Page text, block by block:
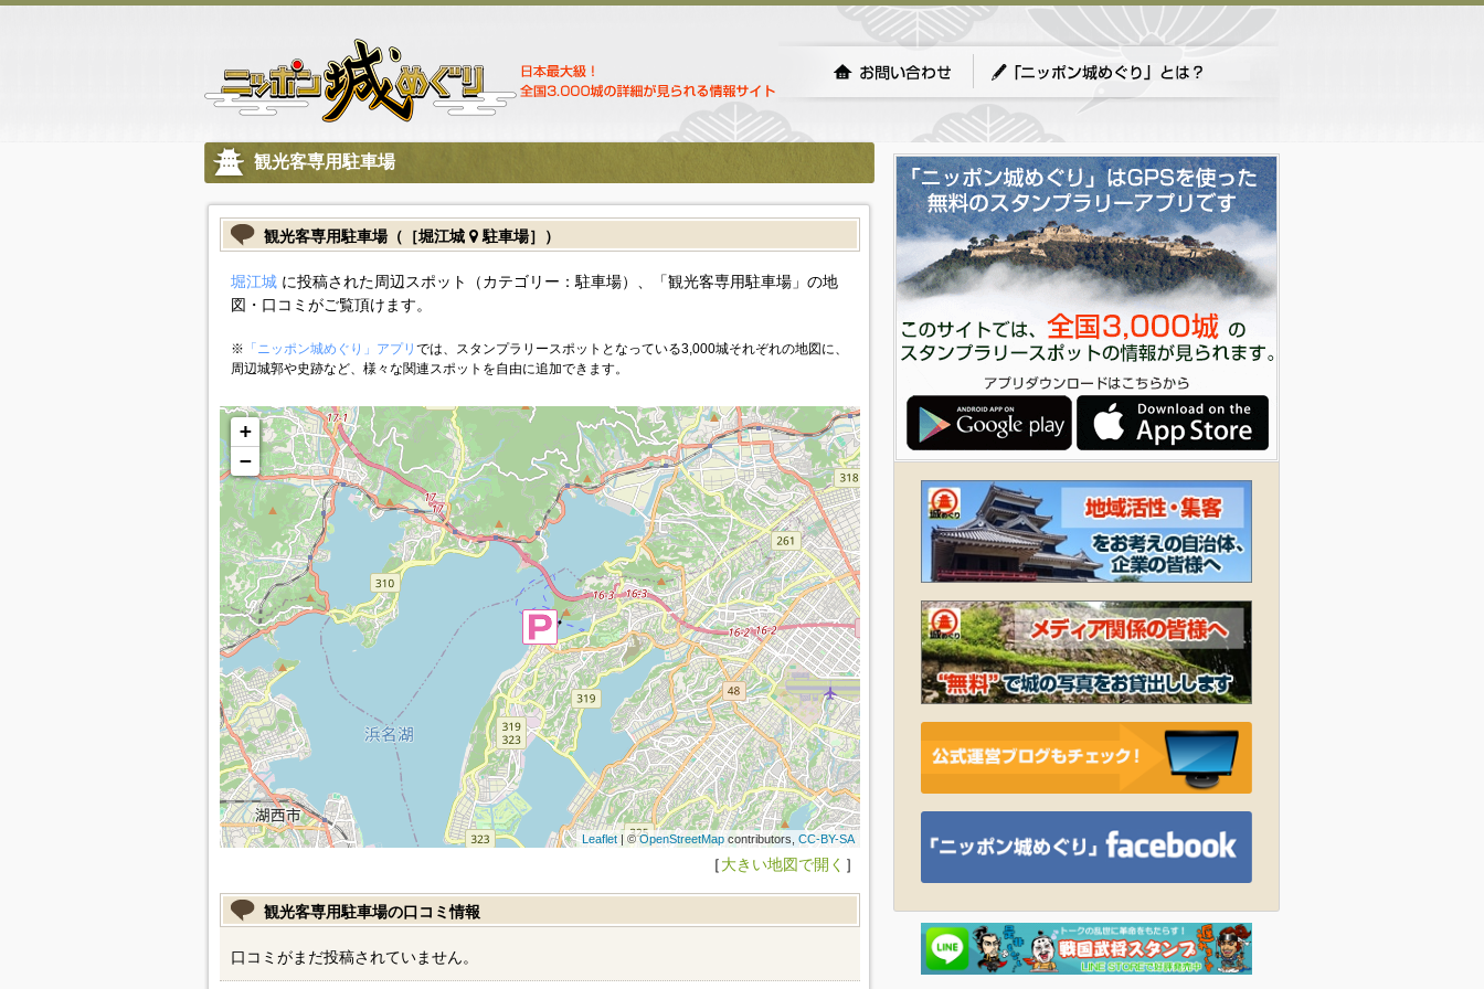
観光客専用駐車場
観光客専用駐車場（［堀江城 駐車場］）
堀江城に投稿された周辺スポット（カテゴリー：駐車場）、「観光客専用駐車場」の地
図・口コミがご覧頂けます。
※ 「ニッポン城めぐり」アプリ では、スタンプラリースポットとなっている3,000城それぞれの地図に、
周辺城郭や史跡など、様々な関連スポットを自由に追加できます。
+
−
Leaflet| ©OpenStreetMapcontributors, CC-BY-SA
［大きい地図で開く ］
観光客専用駐車場の口コミ情報
口コミがまだ投稿されていません。